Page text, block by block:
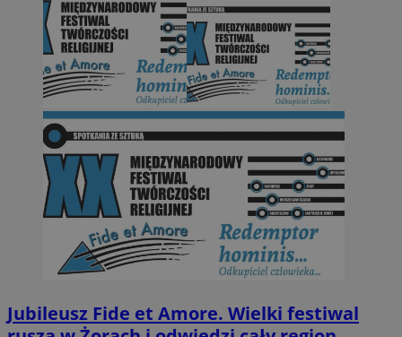
Jubileusz Fide et Amore. Wielki festiwal